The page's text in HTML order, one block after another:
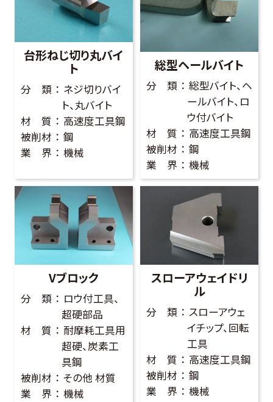
台形ねじ切り丸バイ
ト
分 類
ネジ切りバイ
ト、丸バイト
材 質
高速度工具鋼
被削材
鋼
業 界
機械
総型ヘールバイト
分 類
総型バイト、ヘ
ールバイト、ロ
ウ付バイト
材 質
高速度工具鋼
被削材
鋼
業 界
機械
Vブロック
分 類
ロウ付工具、
超硬部品
材 質
耐摩耗工具用
超硬、炭素工
具鋼
被削材
その他 材質
業 界
機械
スローアウェイドリ
ル
分 類
スローアウェ
イチップ、回転
工具
材 質
高速度工具鋼
被削材
鋼
業 界
機械